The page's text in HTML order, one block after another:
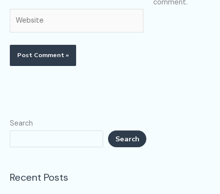
comment.
Search
Search
Recent Posts